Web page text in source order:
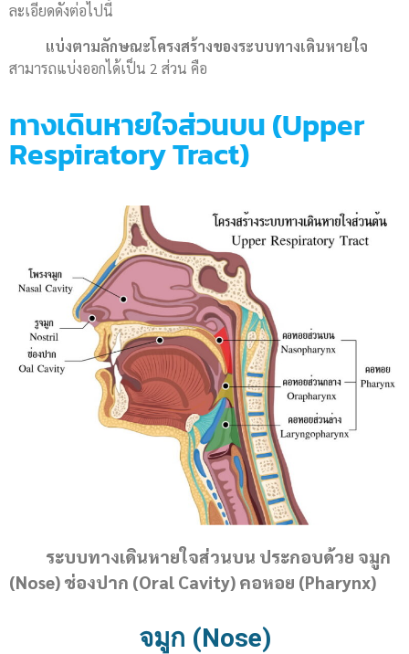
ละเอียดดังต่อไปนี้
แบ่งตามลักษณะโครงสร้างของระบบทางเดินหายใจ
สามารถแบ่งออกได้เป็น 2 ส่วน คือ
ทางเดินหายใจส่วนบน (Upper
Respiratory Tract)
ระบบทางเดินหายใจส่วนบน ประกอบด้วย จมูก
(Nose) ช่องปาก (Oral Cavity) คอหอย (Pharynx)
จมูก (Nose)